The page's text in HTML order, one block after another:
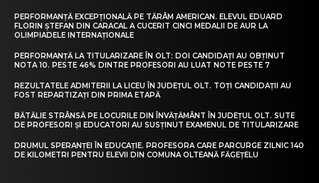
PERFORMANȚĂ EXCEPȚIONALĂ PE TĂRÂM AMERICAN. ELEVUL EDUARD
FLORIN ȘTEFAN DIN CARACAL A CUCERIT CINCI MEDALII DE AUR LA
OLIMPIADELE INTERNAȚIONALE
PERFORMANȚĂ LA TITULARIZARE ÎN OLT: DOI CANDIDAȚI AU OBȚINUT
NOTA 10. PESTE 46% DINTRE PROFESORI AU LUAT NOTE PESTE 7
REZULTATELE ADMITERII LA LICEU ÎN JUDEȚUL OLT. TOȚI CANDIDAȚII AU
FOST REPARTIZAȚI DIN PRIMA ETAPĂ
BĂTĂLIE STRÂNSĂ PE LOCURILE DIN ÎNVĂȚĂMÂNT ÎN JUDEȚUL OLT. SUTE
DE PROFESORI ȘI EDUCATORI AU SUSȚINUT EXAMENUL DE TITULARIZARE
DRUMUL SPERANȚEI ÎN EDUCAȚIE. PROFESORA CARE PARCURGE ZILNIC 140
DE KILOMETRI PENTRU ELEVII DIN COMUNA OLTEANĂ FĂGEȚELU